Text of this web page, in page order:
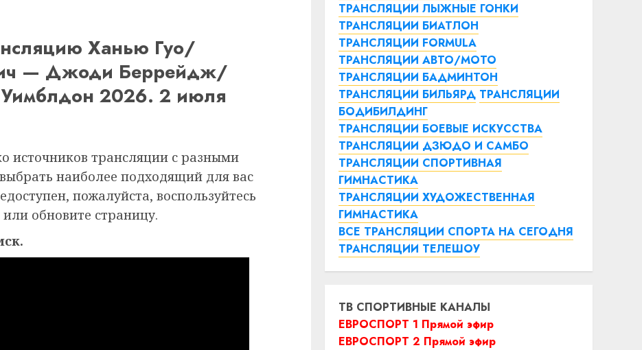
Ханью Гуо/
— Джоди Беррейдж/
2026. 2 июля
источников трансляции с разными
наиболее подходящий для вас
пожалуйста, воспользуйтесь
обновите страницу.
ТРАНСЛЯЦИИ ЛЫЖНЫЕ ГОНКИ
ТРАНСЛЯЦИИ БИАТЛОН
ТРАНСЛЯЦИИ FORMULA
ТРАНСЛЯЦИИ АВТО/МОТО
ТРАНСЛЯЦИИ БАДМИНТОН
ТРАНСЛЯЦИИ БИЛЬЯРД ТРАНСЛЯЦИИ
БОДИБИЛДИНГ
ТРАНСЛЯЦИИ БОЕВЫЕ ИСКУССТВА
ТРАНСЛЯЦИИ ДЗЮДО И САМБО
ТРАНСЛЯЦИИ СПОРТИВНАЯ
ГИМНАСТИКА
ТРАНСЛЯЦИИ ХУДОЖЕСТВЕННАЯ
ГИМНАСТИКА
ВСЕ ТРАНСЛЯЦИИ СПОРТА НА СЕГОДНЯ
ТРАНСЛЯЦИИ ТЕЛЕШОУ
ТВ СПОРТИВНЫЕ КАНАЛЫ
ЕВРОСПОРТ 1 Прямой эфир
ЕВРОСПОРТ 2 Прямой эфир